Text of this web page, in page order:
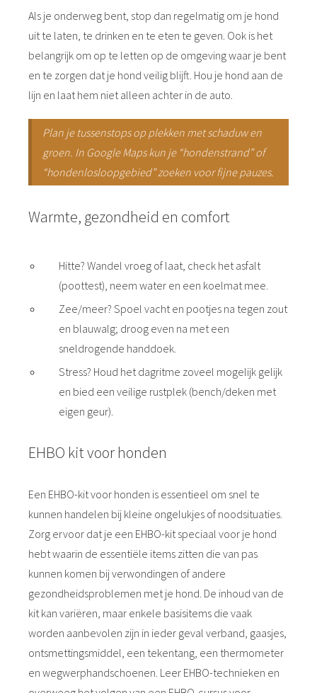
Als je onderweg bent, stop dan regelmatig om je hond
uit te laten, te drinken en te eten te geven. Ook is het
belangrijk om op te letten op de omgeving waar je bent
en te zorgen dat je hond veilig blijft. Hou je hond aan de
lijn en laat hem niet alleen achter in de auto.
Plan je tussenstops op plekken met schaduw en
groen. In Google Maps kun je “hondenstrand” of
“hondenlosloopgebied” zoeken voor fijne pauzes.
Warmte, gezondheid en comfort
Hitte? Wandel vroeg of laat, check het asfalt
(poottest), neem water en een koelmat mee.
Zee/meer? Spoel vacht en pootjes na tegen zout
en blauwalg; droog even na met een
sneldrogende handdoek.
Stress? Houd het dagritme zoveel mogelijk gelijk
en bied een veilige rustplek (bench/deken met
eigen geur).
EHBO kit voor honden
Een EHBO-kit voor honden is essentieel om snel te
kunnen handelen bij kleine ongelukjes of noodsituaties.
Zorg ervoor dat je een EHBO-kit speciaal voor je hond
hebt waarin de essentiële items zitten die van pas
kunnen komen bij verwondingen of andere
gezondheidsproblemen met je hond. De inhoud van de
kit kan variëren, maar enkele basisitems die vaak
worden aanbevolen zijn in ieder geval verband, gaasjes,
ontsmettingsmiddel, een tekentang, een thermometer
en wegwerphandschoenen. Leer EHBO-technieken en